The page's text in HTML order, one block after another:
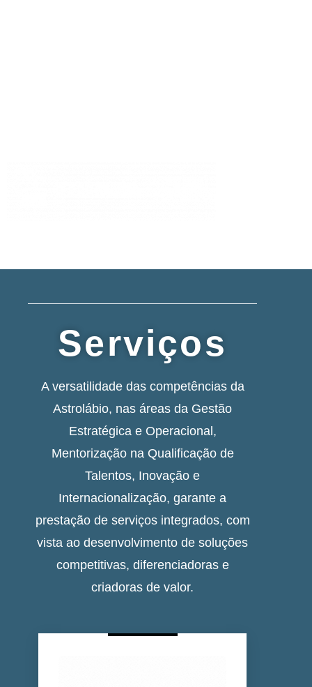
Serviços
A versatilidade das competências da
Astrolábio, nas áreas da Gestão
Estratégica e Operacional,
Mentorização na Qualificação de
Talentos, Inovação e
Internacionalização, garante a
prestação de serviços integrados, com
vista ao desenvolvimento de soluções
competitivas, diferenciadoras e
criadoras de valor.